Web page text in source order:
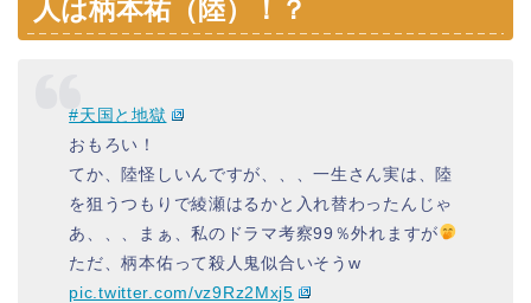
人は柄本祐（陸）！？
#天国と地獄
おもろい！
てか、陸怪しいんですが、、、一生さん実は、陸
を狙うつもりで綾瀬はるかと入れ替わったんじゃ
あ、、、まぁ、私のドラマ考察99％外れますが
ただ、柄本佑って殺人鬼似合いそうw
pic.twitter.com/vz9Rz2Mxj5